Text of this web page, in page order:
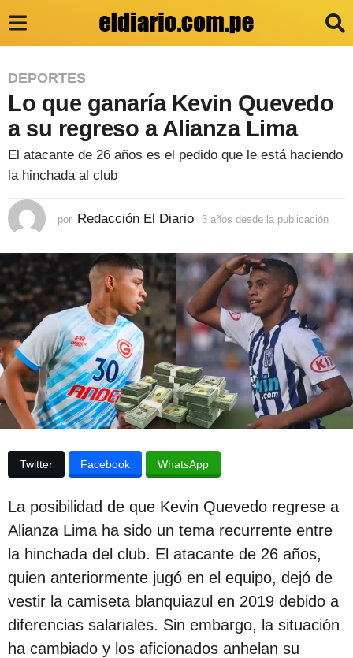
3
a
ñ
o
s
e
d
e
l
a
p
b
l
i
c
a
c
i
ó
n
3
a
DEPORTES
Lo que ganaría Kevin Quevedo
a su regreso a Alianza Lima
El atacante de 26 años es el pedido que le está haciendo
la hinchada al club
por Redacción El Diario 3 años desde la publicación
s
d
e
s
d
e
l
a
u
b
c
ó
Twitter Facebook WhatsApp
La posibilidad de que Kevin Quevedo regrese a
Alianza Lima ha sido un tema recurrente entre
la hinchada del club. El atacante de 26 años,
quien anteriormente jugó en el equipo, dejó de
vestir la camiseta blanquiazul en 2019 debido a
diferencias salariales. Sin embargo, la situación
ha cambiado y los aficionados anhelan su